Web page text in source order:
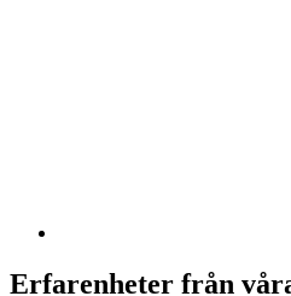
Erfarenheter från